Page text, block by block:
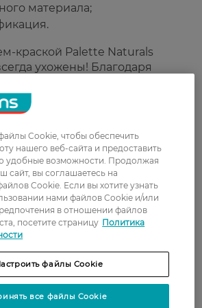
материала;
краской Palette Naturals
ухожены! Благодаря
изнутри. Для ухоженных и
здоровых и мягких на
данный оттенок
оттенков, от светло-
русого. Подходит для
волос. Для длинных и
плеч,
две упаковки
Cookie, чтобы обеспечить
нашего веб-сайта и предоставить
удобные возможности. Продолжая
сайт, вы соглашаетесь на
Cookie. Если вы хотите узнать
нами файлов Cookie и/или
в отношении файлов
посетите страницу Политика
файлы Cookie
все файлы Cookie